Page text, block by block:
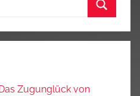
Zugunglück von